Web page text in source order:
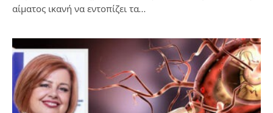
αίματος ικανή να εντοπίζει τα…